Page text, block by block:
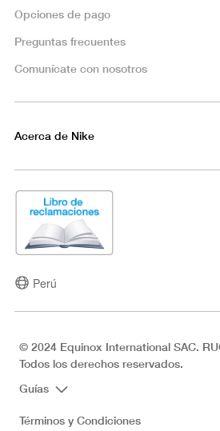
Opciones de pago
Preguntas frecuentes
Comunícate con nosotros
Acerca de Nike
Perú
© 2024 Equinox International SAC.
Todos los derechos reservados.
Guías
Términos y Condiciones